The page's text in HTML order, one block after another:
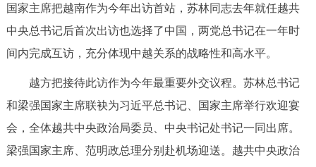
ITALIANO
国家主席把越南作为今年出访首站，苏林同志去年就任越共
中央总书记后首次出访也选择了中国，两党总书记在一年时
间内完成互访，充分体现中越关系的战略性和高水平。
越方把接待此访作为今年最重要外交议程。苏林总书记
和梁强国家主席联袂为习近平总书记、国家主席举行欢迎宴
会，全体越共中央政治局委员、中央书记处书记一同出席。
梁强国家主席、范明政总理分别赴机场迎送。越共中央政治